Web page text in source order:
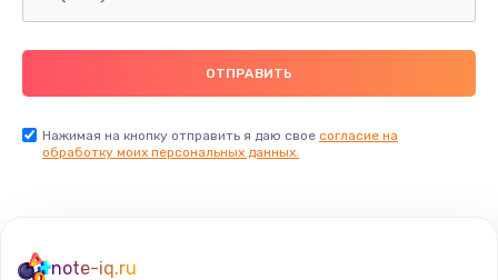
Нажимая на кнопку отправить я даю свое согласие на
обработку моих персональных данных.
note-iq.ru